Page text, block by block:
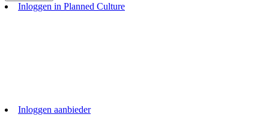
Inloggen in Planned Culture
Inloggen aanbieder